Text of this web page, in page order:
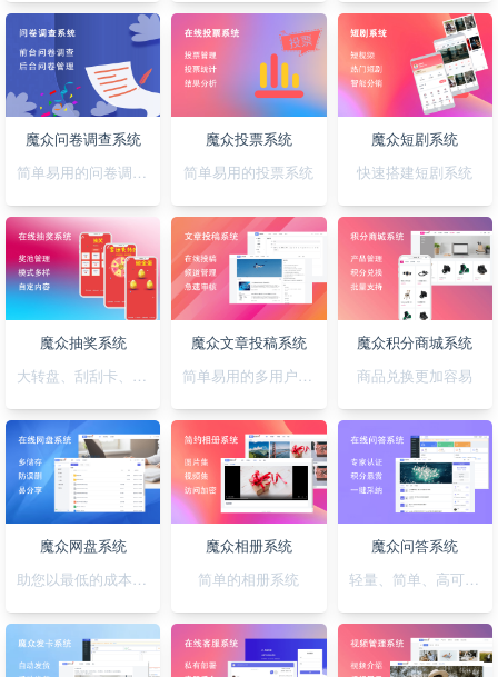
魔众问卷调查系统
简单易用的问卷调查系统
魔众投票系统
简单易用的投票系统
魔众短剧系统
快速搭建短剧系统
魔众抽奖系统
大转盘、刮刮卡、积分、红包一站全搞定
魔众文章投稿系统
简单易用的多用户文章投稿系统
魔众积分商城系统
商品兑换更加容易
魔众网盘系统
魔众相册系统
简单的相册系统
魔众问答系统